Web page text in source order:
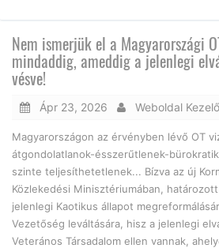
Nem ismerjük el a Magyarországi
mindaddig, ameddig a jelenlegi
vésve!
Ápr 23, 2026 Weboldal
Magyarországon az érvényben lévő OT
átgondolatlanok-ésszerűtlenek-
szinte teljesíthetetlenek... Bízva az új
Közlekedési Minisztériumában,
jelenlegi Kaotikus állapot
Vezetőség leváltására, hisz a jelenlegi
Veterános Társadalom ellen vannak,